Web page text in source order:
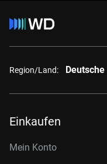
Region/Land: Deutsche
Einkaufen
Mein Konto